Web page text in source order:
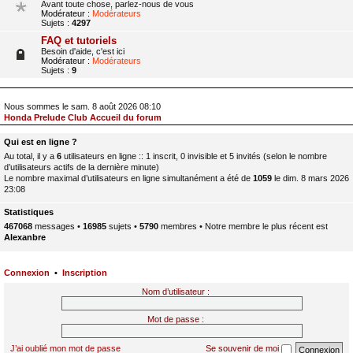
Avant toute chose, parlez-nous de vous
Modérateur : Modérateurs
Sujets : 4297
FAQ et tutoriels
Besoin d'aide, c'est ici
Modérateur : Modérateurs
Sujets : 9
Nous sommes le sam. 8 août 2026 08:10
Honda Prelude Club Accueil du forum
Qui est en ligne ?
Au total, il y a 6 utilisateurs en ligne :: 1 inscrit, 0 invisible et 5 invités (selon le nombre
d’utilisateurs actifs de la dernière minute)
Le nombre maximal d’utilisateurs en ligne simultanément a été de 1059 le dim. 8 mars 2026
23:08
Statistiques
467068 messages • 16985 sujets • 5790 membres • Notre membre le plus récent est
Alexanbre
Connexion • Inscription
Nom d’utilisateur :
Mot de passe :
J’ai oublié mon mot de passe Se souvenir de moi